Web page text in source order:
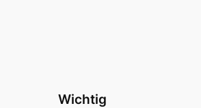
Wichtig